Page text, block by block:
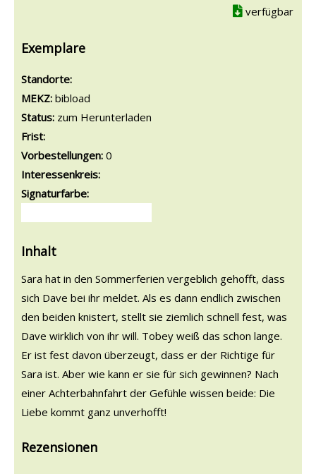
verfügbar
Exemplare
Standorte:
MEKZ: bibload
Status: zum Herunterladen
Frist:
Vorbestellungen: 0
Interessenkreis:
Signaturfarbe:
Inhalt
Sara hat in den Sommerferien vergeblich gehofft, dass
sich Dave bei ihr meldet. Als es dann endlich zwischen
den beiden knistert, stellt sie ziemlich schnell fest, was
Dave wirklich von ihr will. Tobey weiß das schon lange.
Er ist fest davon überzeugt, dass er der Richtige für
Sara ist. Aber wie kann er sie für sich gewinnen? Nach
einer Achterbahnfahrt der Gefühle wissen beide: Die
Liebe kommt ganz unverhofft!
Rezensionen